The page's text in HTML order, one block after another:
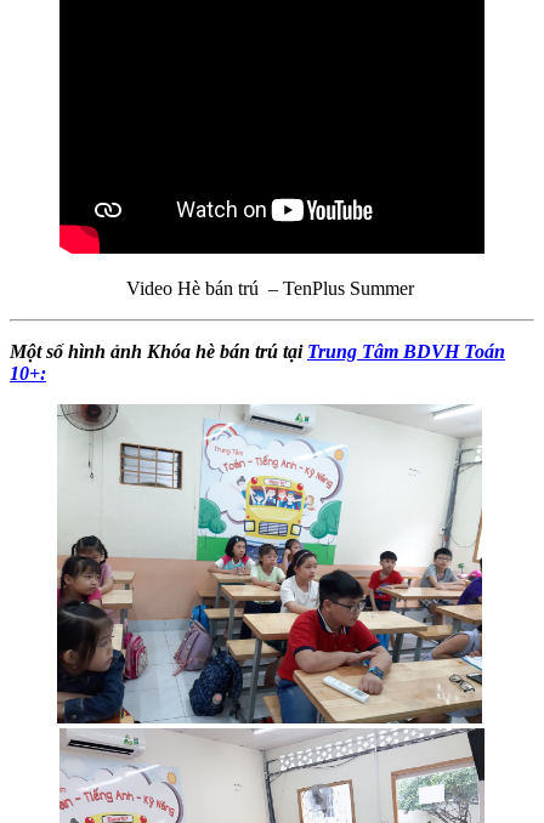
Video Hè bán trú – TenPlus Summer
Một số hình ảnh Khóa hè bán trú tại Trung Tâm BDVH Toán
10+: